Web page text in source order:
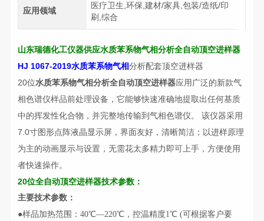
应用领域
医疗卫生,环保,建材/家具,包装/造纸/印
刷,综合
山东瑞德化工仪器供应水质苯系物气相分析全自动顶空进样器
HJ 1067-2019水质苯系物气相分析配套顶空进样器
20位水质苯系物气相分析全自动顶空进样器应用广泛的新款气
相色谱仪样品前处理设备，它能够快速准确地提取出任何基质
中的挥发性化合物，并完整地传输到气相色谱仪。 该仪器采用
7.0寸图形点阵液晶显示屏，界面友好，清晰简洁；以进样原理
为主的动画显示与设置，无需花太多精力即可上手，方便使用
者快速操作。
20位全自动顶空进样器技术参数：
主要技术参数：
●样品加热范围：40℃—220℃，控温精度1℃ (可根据客户要